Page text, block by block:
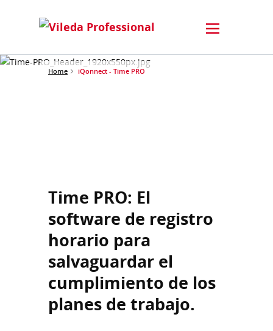
Home iQonnect - Time PRO
Time PRO: El
software de registro
horario para
salvaguardar el
cumplimiento de los
planes de trabajo.